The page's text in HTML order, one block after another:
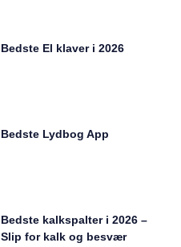
Bedste El klaver i 2026
Bedste Lydbog App
Bedste kalkspalter i 2026 –
Slip for kalk og besvær